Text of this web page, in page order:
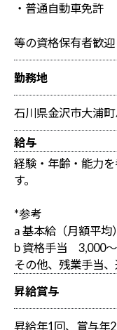
・普通自動車免
等の資格保有者歓
勤務地
石川県金沢市大浦
給与
経験・年齢・能力
す。
*参考
a 基本給（月額平
b 資格手当 3,000
その他、残業手当
昇給賞与
昇給年1回、賞与年